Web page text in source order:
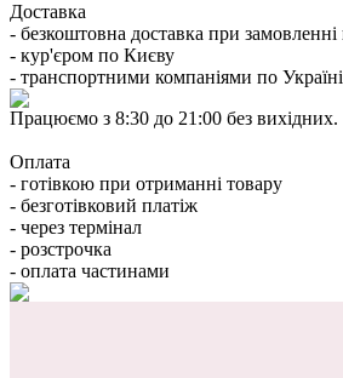
Доставка
- безкоштовна доставка при замовленні
- кур'єром по Києву
- транспортними компаніями по Україні
Працюємо з 8:30 до 21:00 без вихідних.
Оплата
- готівкою при отриманні товару
- безготівковий платіж
- через термінал
- розстрочка
- оплата частинами